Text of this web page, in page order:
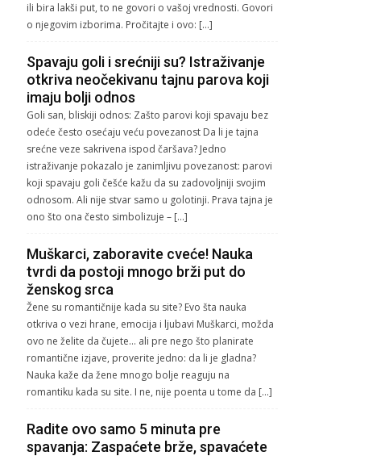
ili bira lakši put, to ne govori o vašoj vrednosti. Govori
o njegovim izborima. Pročitajte i ovo: […]
Spavaju goli i srećniji su? Istraživanje
otkriva neočekivanu tajnu parova koji
imaju bolji odnos
Goli san, bliskiji odnos: Zašto parovi koji spavaju bez
odeće često osećaju veću povezanost Da li je tajna
srećne veze sakrivena ispod čaršava? Jedno
istraživanje pokazalo je zanimljivu povezanost: parovi
koji spavaju goli češće kažu da su zadovoljniji svojim
odnosom. Ali nije stvar samo u golotinji. Prava tajna je
ono što ona često simbolizuje – […]
Muškarci, zaboravite cveće! Nauka
tvrdi da postoji mnogo brži put do
ženskog srca
Žene su romantičnije kada su site? Evo šta nauka
otkriva o vezi hrane, emocija i ljubavi Muškarci, možda
ovo ne želite da čujete… ali pre nego što planirate
romantične izjave, proverite jedno: da li je gladna?
Nauka kaže da žene mnogo bolje reaguju na
romantiku kada su site. I ne, nije poenta u tome da […]
Radite ovo samo 5 minuta pre
spavanja: Zaspaćete brže, spavaćete